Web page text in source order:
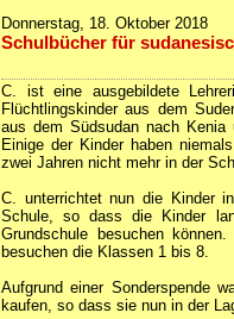
Donnerstag, 18. Oktober 2018
Schulbücher für
C. ist eine ausgebildete
Flüchtlingskinder aus dem
aus dem Südsudan nach
Einige der Kinder haben
zwei Jahren nicht mehr in der
C. unterrichtet nun die Kinder
Schule, so dass die Kinder
Grundschule besuchen
besuchen die Klassen 1 bis 8.
Aufgrund einer Sonderspende
kaufen, so dass sie nun in der